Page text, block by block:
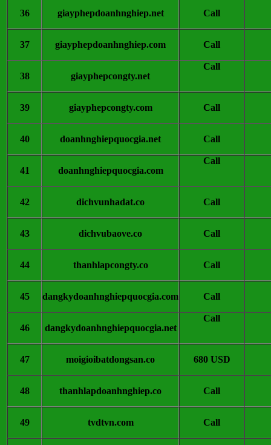
36 giayphepdoanhnghiep.net Call
37 giayphepdoanhnghiep.com Call
38 giayphepcongty.net
Call
39 giayphepcongty.com Call
40 doanhnghiepquocgia.net Call
41 doanhnghiepquocgia.com
Call
42 dichvunhadat.co Call
43 dichvubaove.co Call
44 thanhlapcongty.co Call
45 dangkydoanhnghiepquocgia.com Call
46 dangkydoanhnghiepquocgia.net
Call
47 moigioibatdongsan.co 680 USD
48 thanhlapdoanhnghiep.co Call
49 tvdtvn.com Call